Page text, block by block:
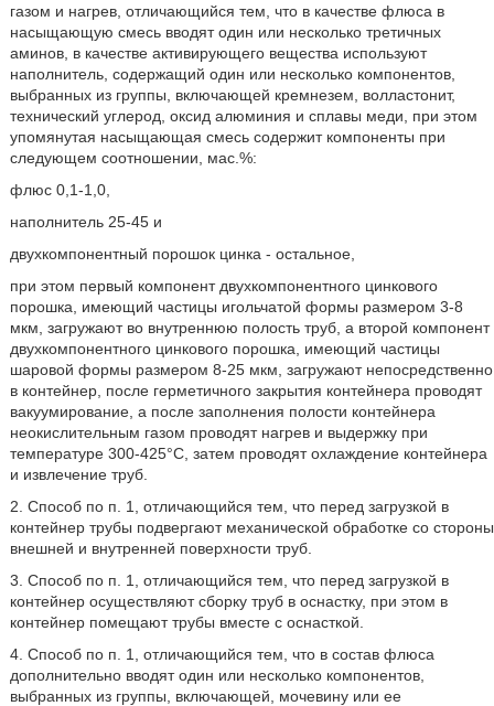
газом и нагрев, отличающийся тем, что в качестве флюса в
насыщающую смесь вводят один или несколько третичных
аминов, в качестве активирующего вещества используют
наполнитель, содержащий один или несколько компонентов,
выбранных из группы, включающей кремнезем, волластонит,
технический углерод, оксид алюминия и сплавы меди, при этом
упомянутая насыщающая смесь содержит компоненты при
следующем соотношении, мас.%:
флюс 0,1-1,0,
наполнитель 25-45 и
двухкомпонентный порошок цинка - остальное,
при этом первый компонент двухкомпонентного цинкового
порошка, имеющий частицы игольчатой формы размером 3-8
мкм, загружают во внутреннюю полость труб, а второй компонент
двухкомпонентного цинкового порошка, имеющий частицы
шаровой формы размером 8-25 мкм, загружают непосредственно
в контейнер, после герметичного закрытия контейнера проводят
вакуумирование, а после заполнения полости контейнера
неокислительным газом проводят нагрев и выдержку при
температуре 300-425°С, затем проводят охлаждение контейнера
и извлечение труб.
2. Способ по п. 1, отличающийся тем, что перед загрузкой в
контейнер трубы подвергают механической обработке со стороны
внешней и внутренней поверхности труб.
3. Способ по п. 1, отличающийся тем, что перед загрузкой в
контейнер осуществляют сборку труб в оснастку, при этом в
контейнер помещают трубы вместе с оснасткой.
4. Способ по п. 1, отличающийся тем, что в состав флюса
дополнительно вводят один или несколько компонентов,
выбранных из группы, включающей, мочевину или ее